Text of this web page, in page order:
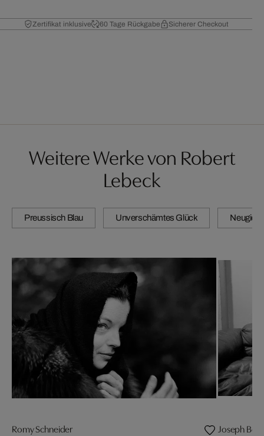
Zertifikat inklusive 60 Tage Rückgabe Sicherer Checkout
Weitere Werke von Robert
Lebeck
Preussisch Blau Unverschämtes Glück
Romy Schneider Joseph